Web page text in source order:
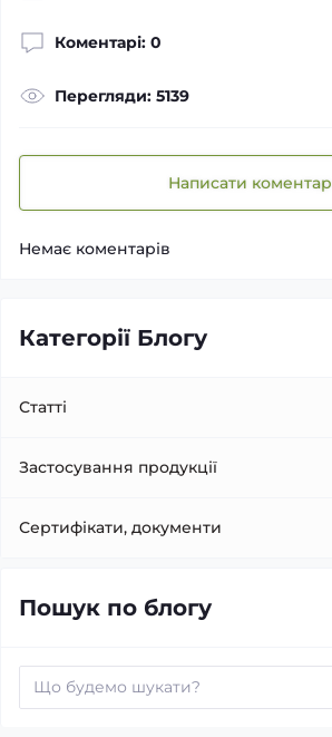
Коментарі: 0
Перегляди: 5139
Написати коментар
Немає коментарів
Категорії Блогу
Статті
Застосування продукції
Сертифікати, документи
Пошук по блогу